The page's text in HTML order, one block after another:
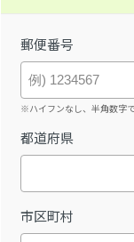
郵便番号
※ハイフンなし、半角数字
都道府県
市区町村